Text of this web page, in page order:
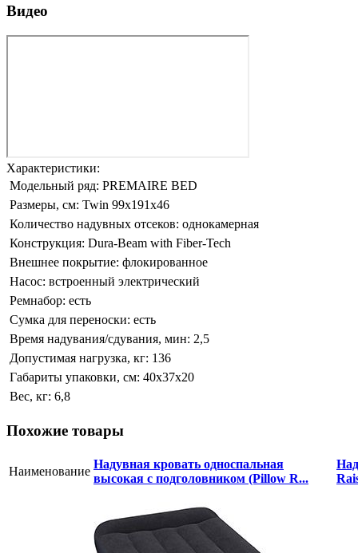
Видео
Характеристики:
Модельный ряд: PREMAIRE BED
Размеры, см: Twin 99x191х46
Количество надувных отсеков: однокамерная
Конструкция: Dura-Beam with Fiber-Tech
Внешнее покрытие: флокированное
Насос: встроенный электрический
Ремнабор: есть
Сумка для переноски: есть
Время надувания/сдувания, мин: 2,5
Допустимая нагрузка, кг: 136
Габариты упаковки, см: 40х37х20
Вес, кг: 6,8
Похожие товары
Наименование
Надувная кровать односпальная
высокая с подголовником (Pillow R...